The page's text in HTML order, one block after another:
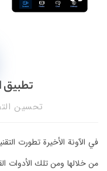
تطبيق
تحسين
في الآونة الأخيرة تطورت
من خلالها ومن تلك الأدوات